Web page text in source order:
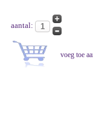
aantal: